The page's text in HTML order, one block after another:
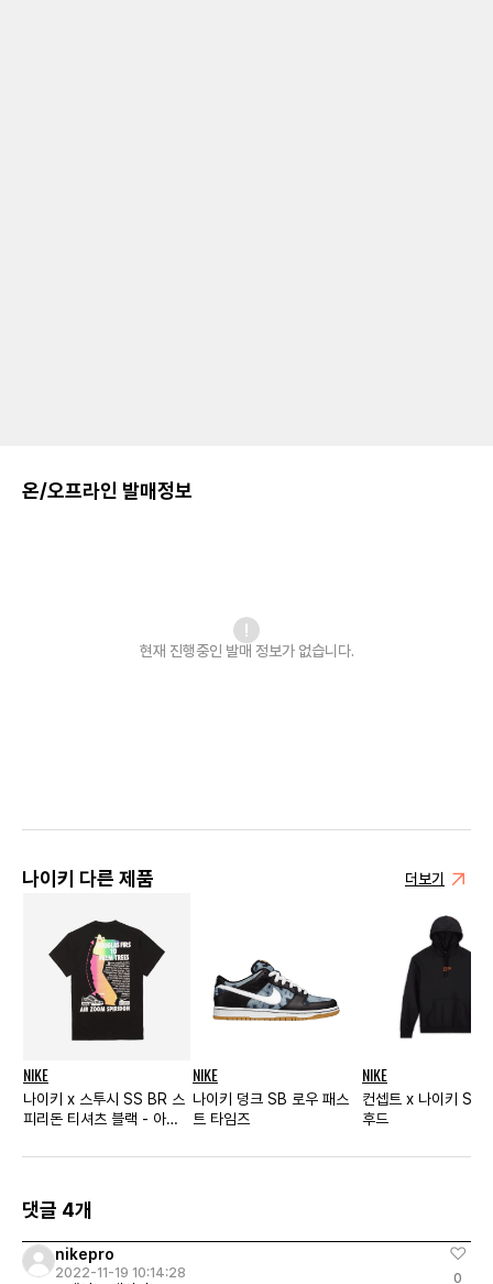
온/오프라인 발매정보
현재 진행중인 발매 정보가 없습니다.
나이키 다른 제품 더보기
NIKE
나이키 x 스투시 SS BR 스
피리돈 티셔츠 블랙 - 아시
NIKE
나이키 덩크 SB 로우 패스
트 타임즈
NIKE
컨셉트 x 나이키 SB
후드
댓글 4개
nikepro
2022-11-19 10:14:28 0